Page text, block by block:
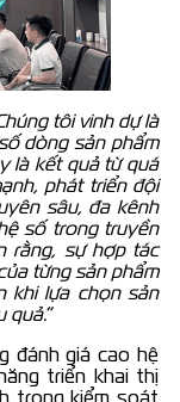
tôi vinh dự là
dòng sản phẩm
là kết quả từ quá
phát triển đội
sâu, đa kênh
số trong truyền
rằng, sự hợp tác
từng sản phẩm
khi lựa chọn sản
quả.”
đánh giá cao hệ
triển khai thị
trong kiểm soát